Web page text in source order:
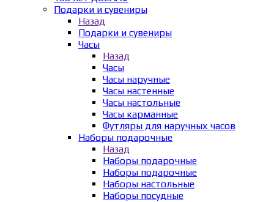
Подарки и сувениры
Назад
Подарки и сувениры
Часы
Назад
Часы
Часы наручные
Часы настенные
Часы настольные
Часы карманные
Футляры для наручных часов
Наборы подарочные
Назад
Наборы подарочные
Наборы подарочные
Наборы настольные
Наборы посудные